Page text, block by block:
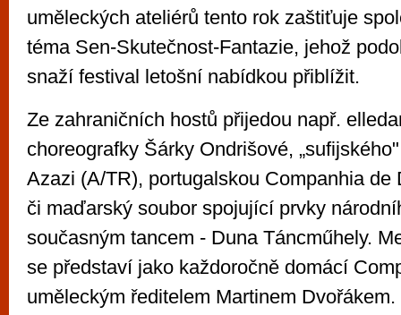
uměleckých ateliérů tento rok zaštiťuje
téma Sen-Skutečnost-Fantazie, jehož
snaží festival letošní nabídkou přiblížit.
Ze zahraničních hostů přijedou např.
choreografky Šárky Ondrišové,
Azazi (A/TR), portugalskou Companhia de
či maďarský soubor spojující prvky
současným tancem - Duna Táncműhely.
se představí jako každoročně domácí
uměleckým ředitelem Martinem